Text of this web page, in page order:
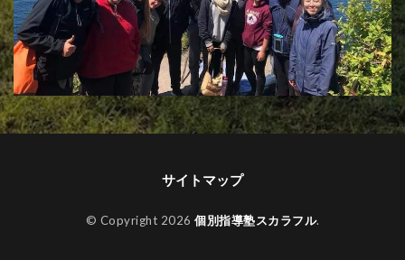
サイトマップ
© Copyright 2026 個別指導塾スカラフル.